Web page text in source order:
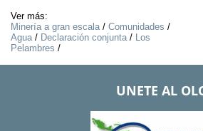
Ver más:
Minería a gran escala/ Comunidades /
Agua/ Declaración conjunta/ Los
Pelambres /
UNETE AL